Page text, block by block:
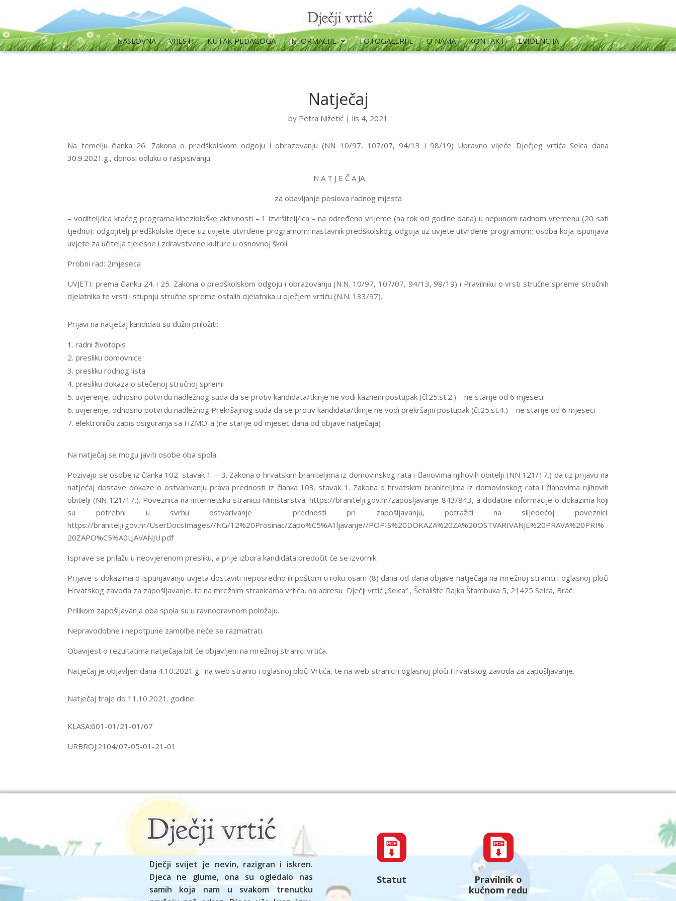
NASLOVNA VIJESTI KUTAK PEDAGOGA INFORMACIJE FOTOGALERIJE O NAMA KONTAKT EVIDENCIJA
Natječaj
by Petra Nižetić | lis 4, 2021
Na temelju članka 26. Zakona o predškolskom odgoju i obrazovanju (NN 10/97, 107/07, 94/13 i 98/19) Upravno vijeće Dječjeg vrtića Selca dana
30.9.2021.g., donosi odluku o raspisivanju
N A T J E Č A JA
za obavljanje poslova radnog mjesta
– voditelj/ica kraćeg programa kineziološke aktivnosti – 1 izvršitelj/ica – na određeno vrijeme (na rok od godine dana) u nepunom radnom vremenu (20 sati
tjedno): odgojitelj predškolske djece uz uvjete utvrđene programom; nastavnik predškolskog odgoja uz uvjete utvrđene programom; osoba koja ispunjava
uvjete za učitelja tjelesne i zdravstvene kulture u osnovnoj školi
Probni rad: 2mjeseca
UVJETI: prema članku 24. i 25. Zakona o predškolskom odgoju i obrazovanju (N.N. 10/97, 107/07, 94/13, 98/19) i Pravilniku o vrsti stručne spreme stručnih
djelatnika te vrsti i stupnju stručne spreme ostalih djelatnika u dječjem vrtiću (N.N. 133/97).
Prijavi na natječaj kandidati su dužni priložiti:
radni životopis
presliku domovnice
presliku rodnog lista
presliku dokaza o stečenoj stručnoj spremi
uvjerenje, odnosno potvrdu nadležnog suda da se protiv kandidata/tkinje ne vodi kazneni postupak (čl.25.st.2.) – ne starije od 6 mjeseci
uvjerenje, odnosno potvrdu nadležnog Prekršajnog suda da se protiv kandidata/tkinje ne vodi prekršajni postupak (čl.25.st.4.) – ne starije od 6 mjeseci
elektronički zapis osiguranja sa HZMO-a (ne starije od mjesec dana od objave natječaja)
Na natječaj se mogu javiti osobe oba spola.
Pozivaju se osobe iz članka 102. stavak 1. – 3. Zakona o hrvatskim braniteljima iz domovinskog rata i članovima njihovih obitelji (NN 121/17.) da uz prijavu na
natječaj dostave dokaze o ostvarivanju prava prednosti iz članka 103. stavak 1. Zakona o hrvatskim braniteljima iz domovinskog rata i članovima njihovih
obitelji (NN 121/17.). Poveznica na internetsku stranicu Ministarstva: https://branitelji.gov.hr/zaposljavanje-843/843, a dodatne informacije o dokazima koji
su potrebni u svrhu ostvarivanje prednosti pri zapošljavanju, potražiti na slijedećoj poveznici:
https://branitelji.gov.hr/UserDocsImages//NG/12%20Prosinac/Zapo%C5%A1ljavanje//POPIS%20DOKAZA%20ZA%20OSTVARIVANJE%20PRAVA%20PRI%
20ZAPO%C5%A0LJAVANJU.pdf
Isprave se prilažu u neovjerenom presliku, a prije izbora kandidata predočit će se izvornik.
Prijave s dokazima o ispunjavanju uvjeta dostaviti neposredno ili poštom u roku osam (8) dana od dana objave natječaja na mrežnoj stranici i oglasnoj ploči
Hrvatskog zavoda za zapošljavanje, te na mrežnim stranicama vrtića, na adresu Dječji vrtić „Selca“ , Šetalište Rajka Štambuka 5, 21425 Selca, Brač.
Prilikom zapošljavanja oba spola su u ravnopravnom položaju.
Nepravodobne i nepotpune zamolbe neće se razmatrati.
Obavijest o rezultatima natječaja bit će objavljeni na mrežnoj stranici vrtića.
Natječaj je objavljen dana 4.10.2021.g. na web stranici i oglasnoj ploči Vrtića, te na web stranici i oglasnoj ploči Hrvatskog zavoda za zapošljavanje.
Natječaj traje do 11.10.2021. godine.
KLASA:601-01/21-01/67
URBROJ:2104/07-05-01-21-01
Dječji svijet je nevin, razigran i iskren.
Djeca ne glume, ona su ogledalo nas
samih koja nam u svakom trenutku
Statut
Pravilnik o
kućnom redu